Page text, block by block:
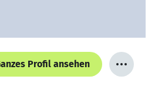
Profil ansehen